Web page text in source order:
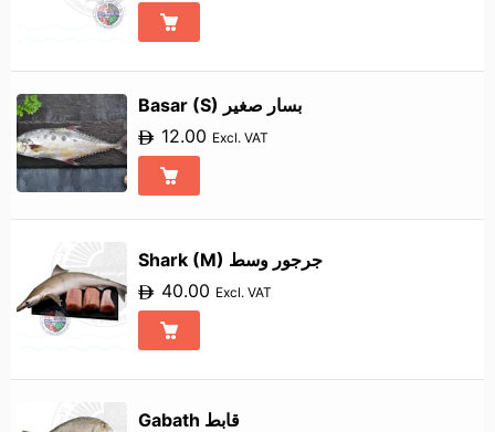
Basar (S) بسار صغير
12.00 Excl. VAT
Shark (M) جرجور وسط
40.00 Excl. VAT
Gabath قابط